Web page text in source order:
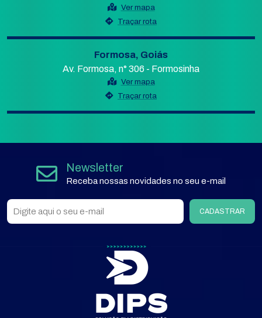
Ver mapa
Traçar rota
Formosa, Goiás
Av. Formosa, n° 306 - Formosinha
Ver mapa
Traçar rota
Newsletter
Receba nossas novidades no seu e-mail
CADASTRAR